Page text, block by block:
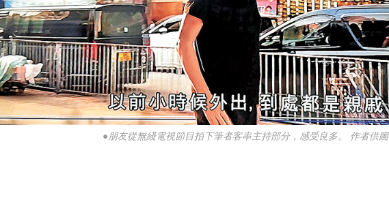
●朋友從無綫電視節目拍下筆者客串主持部分，感受良多。 作者供圖